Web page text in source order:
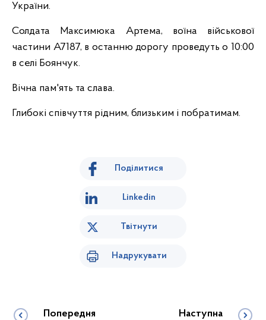
України.
Солдата Максимюка Артема, воїна військової
частини А7187, в останню дорогу проведуть о 10:00
в селі Боянчук.
Вічна пам'ять та слава.
Глибокі співчуття рідним, близьким і побратимам.
Поділитися
Linkedin
Твітнути
Надрукувати
Попередня Наступна